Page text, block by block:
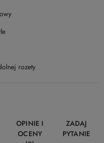
rozety
OPINIE I
OCENY
ZADAJ
PYTANIE